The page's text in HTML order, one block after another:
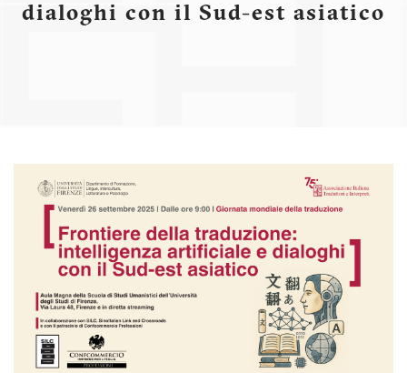
dialoghi con il Sud-est asiatico